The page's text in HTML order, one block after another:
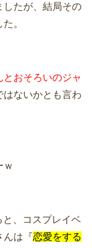
したが、結局その
。
おそろいのジャ
はないかとも言わ
ｗ
と、コスプレイベ
んは『恋愛をする